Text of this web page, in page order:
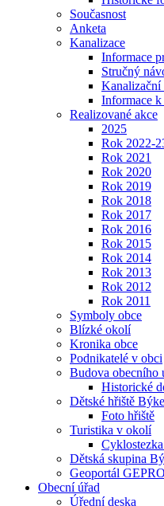
Současnost
Anketa
Kanalizace
Informace
Stručný
Kanalizační
Informace
Realizované akce
2025
Rok 2022-
Rok 2021
Rok 2020
Rok 2019
Rok 2018
Rok 2017
Rok 2016
Rok 2015
Rok 2014
Rok 2013
Rok 2012
Rok 2011
Symboly obce
Blízké okolí
Kronika obce
Podnikatelé v obci
Budova obecního
Historické
Dětské hřiště
Foto hřiště
Turistika v okolí
Dětská skupina
Geoportál GEPRO
Obecní úřad
Úřední deska